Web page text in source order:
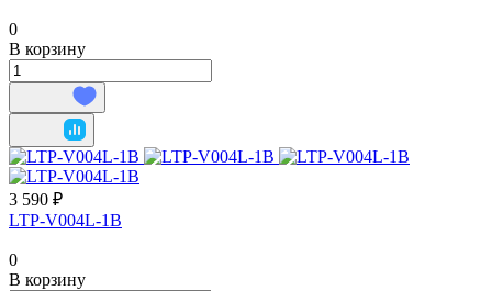
0
В корзину
3 590 ₽
LTP-V004L-1B
0
В корзину